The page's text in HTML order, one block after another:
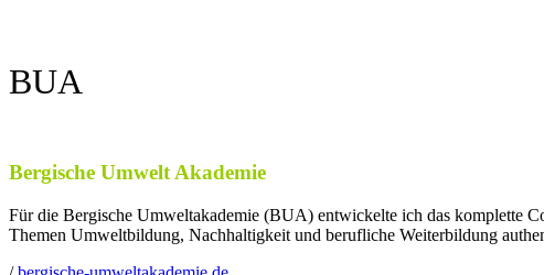
BUA
Bergische Umwelt Akademie
Für die Bergische Umweltakademie (BUA) entwickelte ich das komplette
Themen Umweltbildung, Nachhaltigkeit und berufliche Weiterbildung